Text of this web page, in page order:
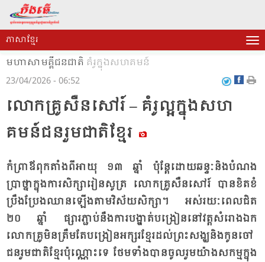
ភាសាខ្មែរ
មហាសាមគ្គីជនជាតិ គំរូក្នុងសហគមន៍
23/04/2026 - 06:52
លោក​គ្រូ​សឺន​សៅរ៍ – គំ​រូ​ល្អ​ក្នុង​សហ​
គមន៍​ជន​រួម​ជាតិ​ខ្មែរ​
កំ​ព្រា​ឪ​ពុក​តាំង​ពី​អា​យុ ១៣ ឆ្នាំ ប៉ុន្តែ​ដោយ​ឆន្ទៈ​និង​បំ​ណង​
ប្រាថ្នា​ក្នុង​ការ​សិក្សា​រៀន​សូត្រ លោក​គ្រូ​សឺន​សៅរ៍ បាន​ខិត​ខំ​
ប្រឹង​ប្រែង​ឈាន​ឡើង​តាម​វិស័យ​សិក្សា។ អស់​រយៈ​ពេល​ជិត
២០ ឆ្នាំ ផ្សារ​ភ្ជាប់​នឹង​ការ​បង្ហាត់​បង្រៀន​នៅ​វត្ត​សំ​រោង​ឯក
លោក​គ្រូ​មិន​ត្រឹម​តែ​បង្រៀន​អក្សរ​ខ្មែរ​ដល់​ព្រះ​សង្ឃ​និង​កូន​ចៅ​
ជន​រួម​ជាតិ​ខ្មែរ​ប៉ុណ្ណោះ​ទេ ថែម​ទាំង​បាន​ចូល​រួម​យ៉ាង​ស​កម្ម​ក្នុង​